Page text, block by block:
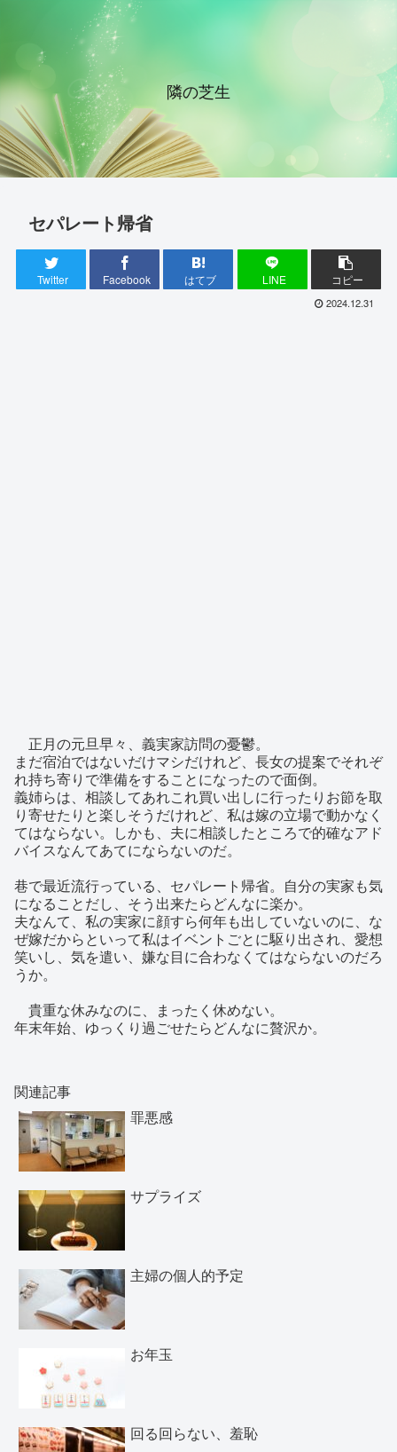
隣の芝生
セパレート帰省
Twitter Facebook はてブ LINE コピー
2024.12.31
正月の元旦早々、義実家訪問の憂鬱。
まだ宿泊ではないだけマシだけれど、長女の提案でそれぞ
れ持ち寄りで準備をすることになったので面倒。
義姉らは、相談してあれこれ買い出しに行ったりお節を取
り寄せたりと楽しそうだけれど、私は嫁の立場で動かなく
てはならない。しかも、夫に相談したところで的確なアド
バイスなんてあてにならないのだ。
巷で最近流行っている、セパレート帰省。自分の実家も気
になることだし、そう出来たらどんなに楽か。
夫なんて、私の実家に顔すら何年も出していないのに、な
ぜ嫁だからといって私はイベントごとに駆り出され、愛想
笑いし、気を遣い、嫌な目に合わなくてはならないのだろ
うか。
貴重な休みなのに、まったく休めない。
年末年始、ゆっくり過ごせたらどんなに贅沢か。
関連記事
罪悪感
サプライズ
主婦の個人的予定
お年玉
回る回らない、羞恥